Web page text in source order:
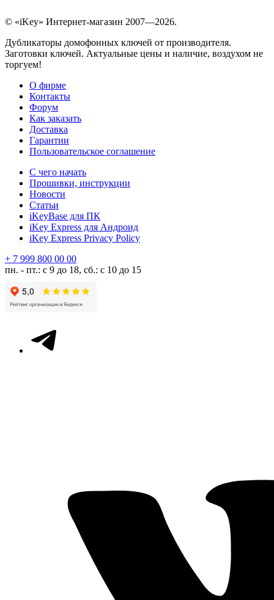
© «iKey» Интернет-магазин 2007—2026.
Дубликаторы домофонных ключей от производителя.
Заготовки ключей. Актуальные цены и наличие, воздухом не
торгуем!
О фирме
Контакты
Форум
Как заказать
Доставка
Гарантии
Пользовательское соглашение
С чего начать
Прошивки, инструкции
Новости
Статьи
iKeyBase для ПК
iKey Express для Андроид
iKey Express Privacy Policy
+ 7 999 800 00 00
пн. - пт.: с 9 до 18, сб.: с 10 до 15